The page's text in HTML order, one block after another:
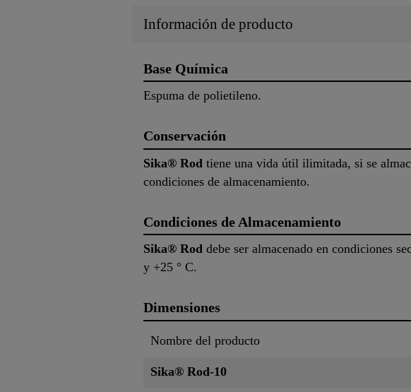
Información de producto
Base Química
Espuma de polietileno.
Conservación
Sika® Rod tiene una vida útil ilimitada, si se
condiciones de almacenamiento.
Condiciones de Almacenamiento
Sika® Rod debe ser almacenado en condiciones
y +25 ° C.
Dimensiones
Nombre del producto
Sika® Rod-10